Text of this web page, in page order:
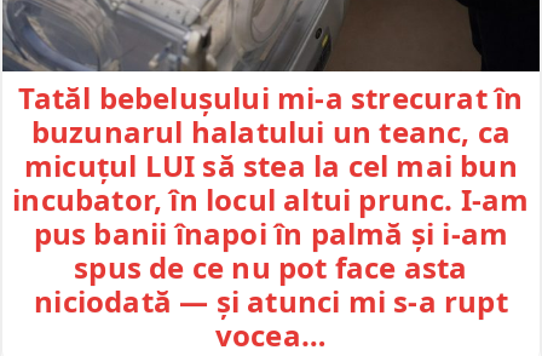
Tatăl bebelușului mi-a strecurat în
buzunarul halatului un teanc, ca
micuțul LUI să stea la cel mai bun
incubator, în locul altui prunc. I-am
pus banii înapoi în palmă și i-am
spus de ce nu pot face asta
niciodată — și atunci mi s-a rupt
vocea…